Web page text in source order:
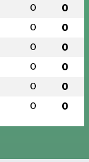
0 0
0 0
0 0
0 0
0 0
0 0